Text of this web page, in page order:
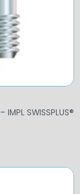
IMPL SWISSPLUS®